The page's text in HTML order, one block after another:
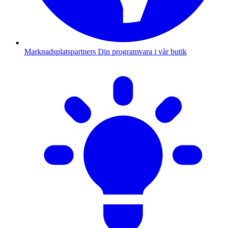
Marknadsplatspartners Din programvara i vår butik